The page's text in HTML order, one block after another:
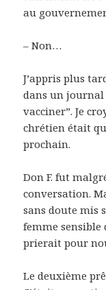
au
– Non…
J’appris plus
dans un journal
vacciner”. Je
chrétien était
prochain.
Don F. fut
conversation.
sans doute mis
femme sensible
prierait pour
Le deuxième